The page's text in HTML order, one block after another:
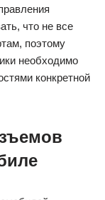
что не все
поэтому
необходимо
конкретной